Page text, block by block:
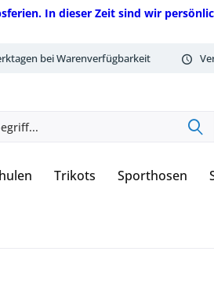
In dieser Zeit sind wir
bei Warenverfügbarkeit
Trikots Sporthosen